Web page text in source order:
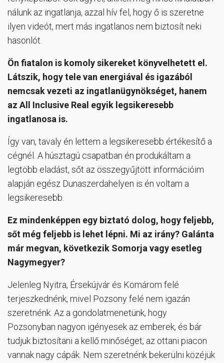
nálunk az ingatlanja, azzal hív fel, hogy ő is szeretne
ilyen videót, mert más ingatlanos nem biztosít neki
hasonlót.
Ön fiatalon is komoly sikereket könyvelhetett el.
Látszik, hogy tele van energiával és igazából
nemcsak vezeti az ingatlanügynökséget, hanem
az All Inclusive Real egyik legsikeresebb
ingatlanosa is.
Így van, tavaly én lettem a legsikeresebb értékesítő a
cégnél. A húsztagú csapatban én produkáltam a
legtöbb eladást, sőt az összegyűjtött információim
alapján egész Dunaszerdahelyen is én voltam a
legsikeresebb.
Ez mindenképpen egy biztató dolog, hogy feljebb,
sőt még feljebb is lehet lépni. Mi az irány? Galánta
már megvan, következik Somorja vagy esetleg
Nagymegyer?
Jelenleg Nyitra, Érsekújvár és Komárom felé
terjeszkednénk, mivel Pozsony felé nem igazán
szeretnénk. Az a gondolatmenetünk, hogy
Pozsonyban nagyon igényesek az emberek, és bár
tudjuk biztosítani a kellő minőséget, az ottani piacon
vannak nagy cápák. Nem szeretnénk bekerülni közéjük